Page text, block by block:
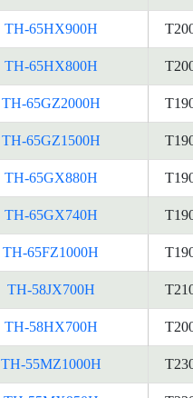
TH-65HX900H
TH-65HX800H
TH-65GZ2000H
TH-65GZ1500H
TH-65GX880H
TH-65GX740H
TH-65FZ1000H
TH-58JX700H
TH-58HX700H
TH-55MZ1000H